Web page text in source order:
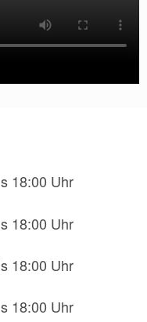
18:00 Uhr
18:00 Uhr
18:00 Uhr
18:00 Uhr